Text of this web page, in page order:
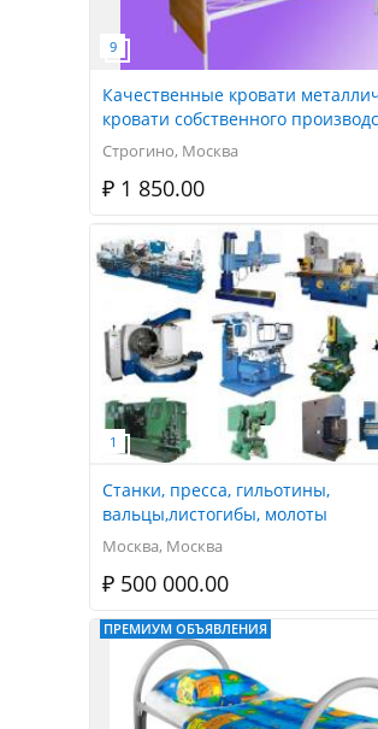
Качественные кровати
кровати собственного
Строгино, Москва
₽ 1 850.00
Станки, пресса, гильотины,
вальцы,листогибы, молоты
Москва, Москва
₽ 500 000.00
ПРЕМИУМ ОБЪЯВЛЕНИЯ